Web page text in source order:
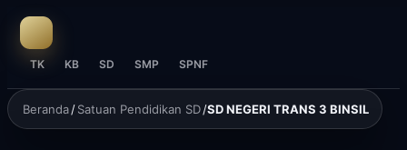
TK KB SD SMP SPNF
Beranda/Satuan Pendidikan SD/SD NEGERI TRANS 3 BINSIL